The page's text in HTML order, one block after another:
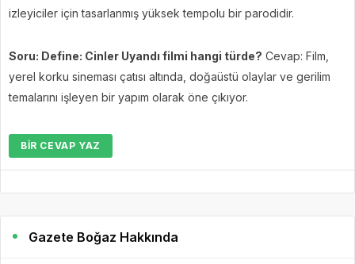
izleyiciler için tasarlanmış yüksek tempolu bir parodidir.
Soru: Define: Cinler Uyandı filmi hangi türde? Cevap: Film,
yerel korku sineması çatısı altında, doğaüstü olaylar ve gerilim
temalarını işleyen bir yapım olarak öne çıkıyor.
BIR CEVAP YAZ
Gazete Boğaz Hakkında